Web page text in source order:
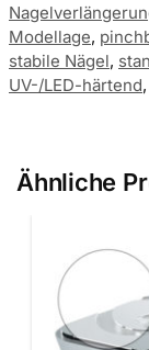
Modellage,
stabile Nägel,
UV-/LED-härtend,
Ähnliche